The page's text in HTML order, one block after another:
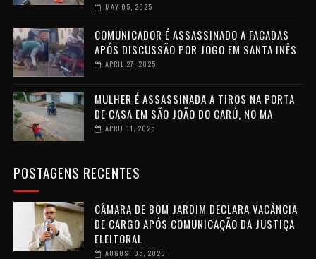
MAY 05, 2025
COMUNICADOR É ASSASSINADO A FACADAS
APÓS DISCUSSÃO POR JOGO EM SANTA INÊS
APRIL 27, 2025
MULHER É ASSASSINADA A TIROS NA PORTA
DE CASA EM SÃO JOÃO DO CARÚ, NO MA
APRIL 11, 2025
POSTAGENS RECENTES
CÂMARA DE BOM JARDIM DECLARA VACÂNCIA
DE CARGO APÓS COMUNICAÇÃO DA JUSTIÇA
ELEITORAL
AUGUST 05, 2026